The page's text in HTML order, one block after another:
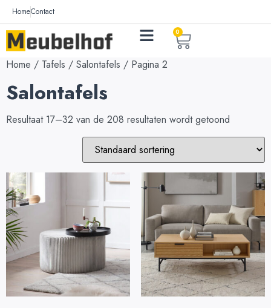
HomeContact
0
Home / Tafels / Salontafels / Pagina 2
Salontafels
Resultaat 17–32 van de 208 resultaten wordt getoond